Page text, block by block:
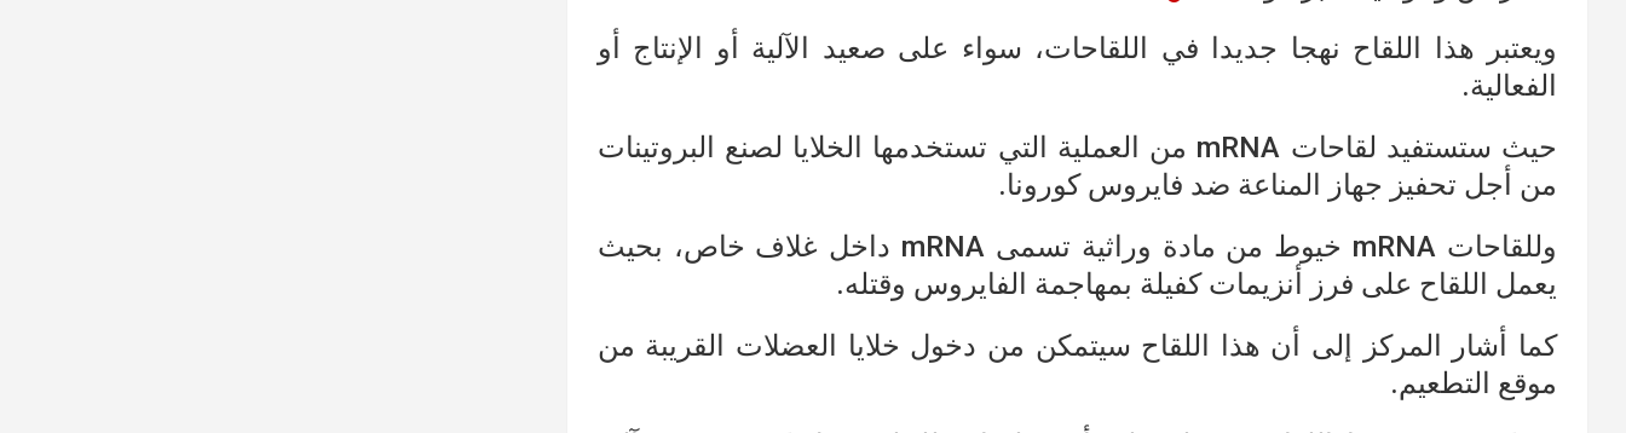
ويعتبر هذا اللقاح نهجا جديدا في اللقاحات، سواء على صعيد الآلية أو الإنتاج أو
الفعالية.
حيث ستستفيد لقاحات mRNA من العملية التي تستخدمها الخلايا لصنع البروتينات
من أجل تحفيز جهاز المناعة ضد فايروس كورونا.
وللقاحات mRNA خيوط من مادة وراثية تسمى mRNA داخل غلاف خاص، بحيث
يعمل اللقاح على فرز أنزيمات كفيلة بمهاجمة الفايروس وقتله.
كما أشار المركز إلى أن هذا اللقاح سيتمكن من دخول خلايا العضلات القريبة من
موقع التطعيم.